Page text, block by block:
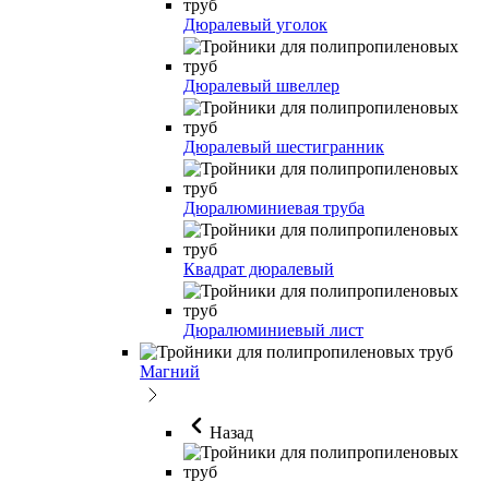
Дюралевый уголок
Дюралевый швеллер
Дюралевый шестигранник
Дюралюминиевая труба
Квадрат дюралевый
Дюралюминиевый лист
Магний
Назад